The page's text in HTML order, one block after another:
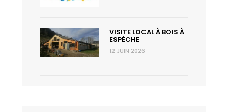
VISITE LOCAL À BOIS À
ESPÈCHE
12 JUIN 2026